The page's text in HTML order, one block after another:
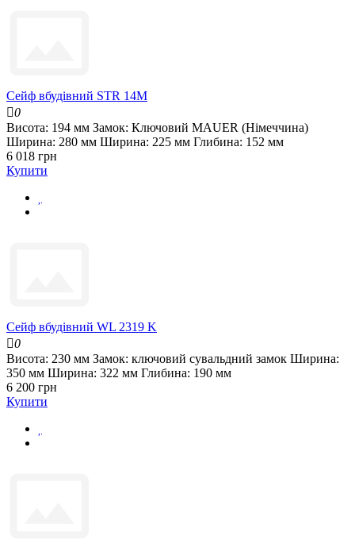
Сейф вбудівний STR 14M
0
Висота: 194 мм Замок: Ключовий MAUER (Німеччина)
Ширина: 280 мм Ширина: 225 мм Глибина: 152 мм
6 018 грн
Купити
Сейф вбудівний WL 2319 K
0
Висота: 230 мм Замок: ключовий сувальдний замок Ширина:
350 мм Ширина: 322 мм Глибина: 190 мм
6 200 грн
Купити